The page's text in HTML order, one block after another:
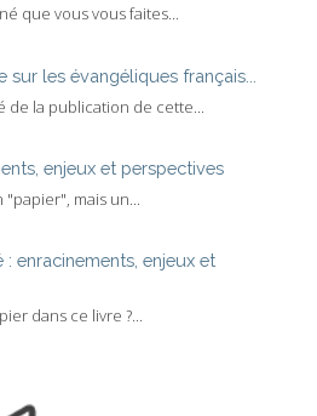
que vous vous faites...
les évangéliques français...
de la publication de cette...
enjeux et perspectives
mais un...
: enracinements, enjeux et
dans ce livre ?...